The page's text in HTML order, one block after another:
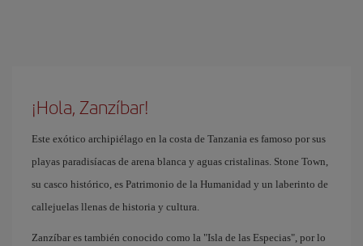
¡Hola, Zanzíbar!
Este exótico archipiélago en la costa de Tanzania es famoso por sus
playas paradisíacas de arena blanca y aguas cristalinas. Stone Town,
su casco histórico, es Patrimonio de la Humanidad y un laberinto de
callejuelas llenas de historia y cultura.
Zanzíbar es también conocido como la "Isla de las Especias", por lo